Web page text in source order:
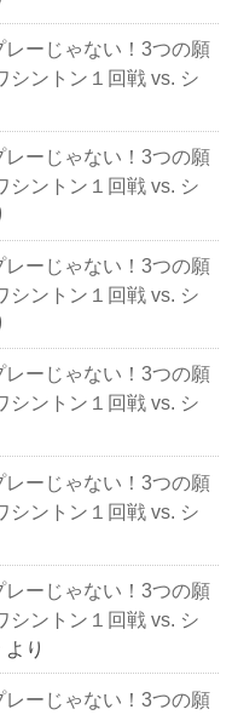
レーじゃない！3つの願
シントン１回戦 vs. シ
レーじゃない！3つの願
シントン１回戦 vs. シ
レーじゃない！3つの願
シントン１回戦 vs. シ
レーじゃない！3つの願
シントン１回戦 vs. シ
レーじゃない！3つの願
シントン１回戦 vs. シ
レーじゃない！3つの願
シントン１回戦 vs. シ
より
レーじゃない！3つの願